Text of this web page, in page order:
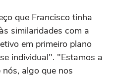
que Francisco tinha
similaridades com a
em primeiro plano
individual". "Estamos a
algo que nos